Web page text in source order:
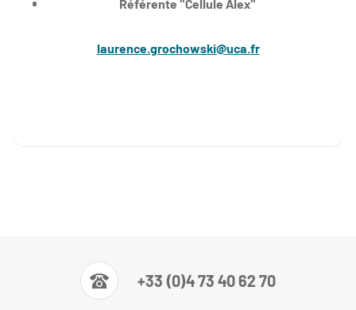
Référente "Cellule Alex"
laurence.grochowski@uca.fr
+33 (0)4 73 40 62 70